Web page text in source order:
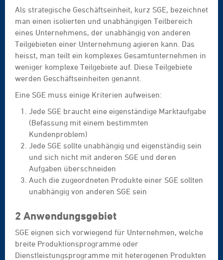
Als strategische Geschäftseinheit, kurz SGE, bezeichnet
man einen isolierten und unabhängigen Teilbereich
eines Unternehmens, der unabhängig von anderen
Teilgebieten einer Unternehmung agieren kann. Das
heisst, man teilt ein komplexes Gesamtunternehmen in
weniger komplexe Teilgebiete auf. Diese Teilgebiete
werden Geschäftseinheiten genannt.
Eine SGE muss einige Kriterien aufweisen:
Jede SGE braucht eine eigenständige Marktaufgabe
(Befassung mit einem bestimmten
Kundenproblem)
Jede SGE sollte unabhängig und eigenständig sein
und sich nicht mit anderen SGE und deren
Aufgaben überschneiden
Auch die zugeordneten Produkte einer SGE sollten
unabhängig von anderen SGE sein
2 Anwendungsgebiet
SGE eignen sich vorwiegend für Unternehmen, welche
breite Produktionsprogramme oder
Dienstleistungsprogramme mit heterogenen Produkten